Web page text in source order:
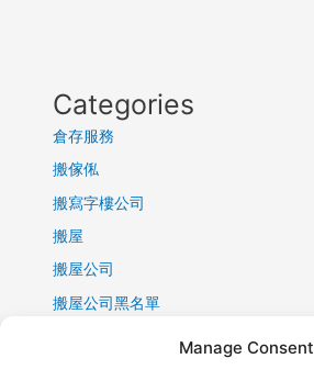
Manage Consent
Categories
倉存服務
搬傢俬
搬寫字樓公司
搬屋
搬屋公司
搬屋公司黑名單